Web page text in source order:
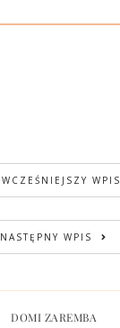
WCZEŚNIEJSZY WPIS
NASTĘPNY WPIS
DOMI ZAREMBA